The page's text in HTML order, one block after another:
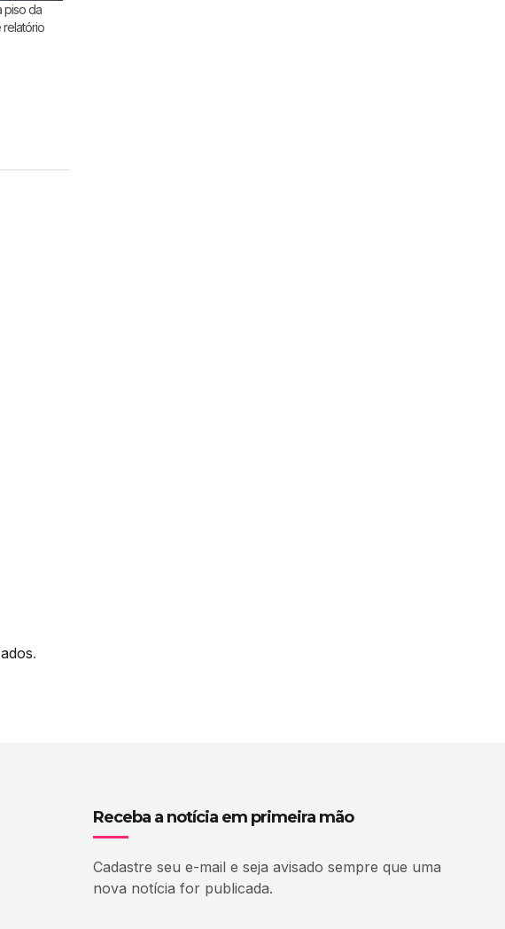
piso da
.
Receba a notícia em primeira mão
Cadastre seu e-mail e seja avisado sempre que uma
nova notícia for publicada.